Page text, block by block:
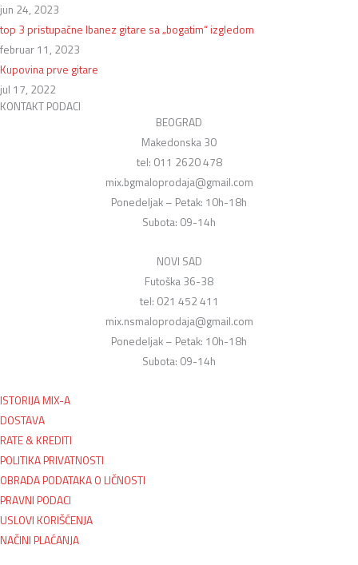
jun 24, 2023
top 3 pristupačne Ibanez gitare sa „bogatim“ izgledom
februar 11, 2023
Kupovina prve gitare
jul 17, 2022
KONTAKT PODACI
BEOGRAD
Makedonska 30
tel: 011 2620 478
mix.bgmaloprodaja@gmail.com
Ponedeljak – Petak: 10h-18h
Subota: 09-14h
NOVI SAD
Futoška 36-38
tel: 021 452 411
mix.nsmaloprodaja@gmail.com
Ponedeljak – Petak: 10h-18h
Subota: 09-14h
ISTORIJA MIX-A
DOSTAVA
RATE & KREDITI
POLITIKA PRIVATNOSTI
OBRADA PODATAKA O LIČNOSTI
PRAVNI PODACI
USLOVI KORIŠĆENJA
NAČINI PLAĆANJA